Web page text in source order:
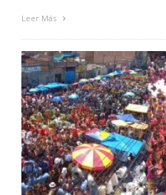
Leer Más